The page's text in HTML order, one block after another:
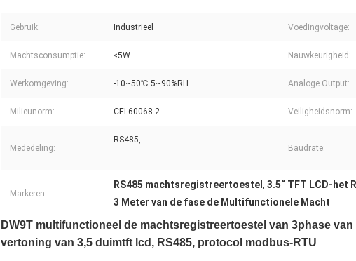
Gebruik: Industrieel Voedingvoltage:
Machtsconsumptie: ≤5W Nauwkeurigheid:
Werkomgeving: -10~50℃ 5~90%RH Analoge Output:
Milieunorm: CEI 60068-2 Veiligheidsnorm:
Mededeling:
RS485,
Baudrate:
Markeren:
RS485 machtsregistreertoestel , 3.5“ TFT LCD-het
3 Meter van de fase de Multifunctionele Macht
DW9T multifunctioneel de machtsregistreertoestel van 3phase
vertoning van 3,5 duimtft lcd, RS485, protocol modbus-RTU